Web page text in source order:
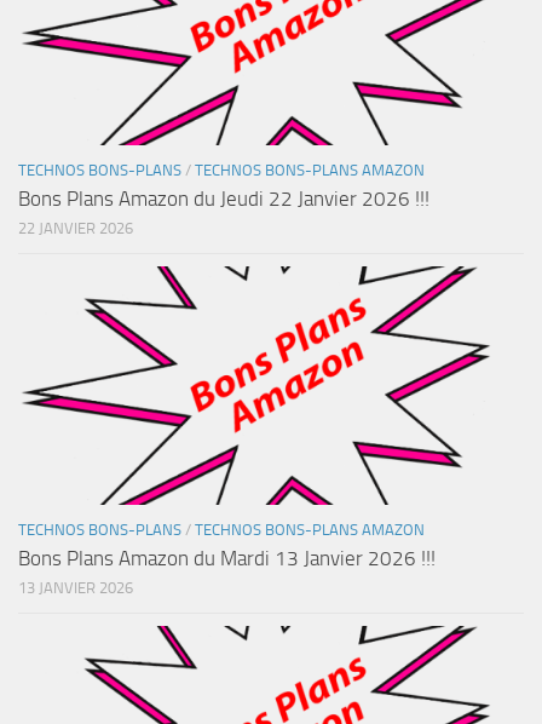
TECHNOS BONS-PLANS / TECHNOS BONS-PLANS AMAZON
Bons Plans Amazon du Jeudi 22 Janvier 2026 !!!
22 JANVIER 2026
TECHNOS BONS-PLANS / TECHNOS BONS-PLANS AMAZON
Bons Plans Amazon du Mardi 13 Janvier 2026 !!!
13 JANVIER 2026